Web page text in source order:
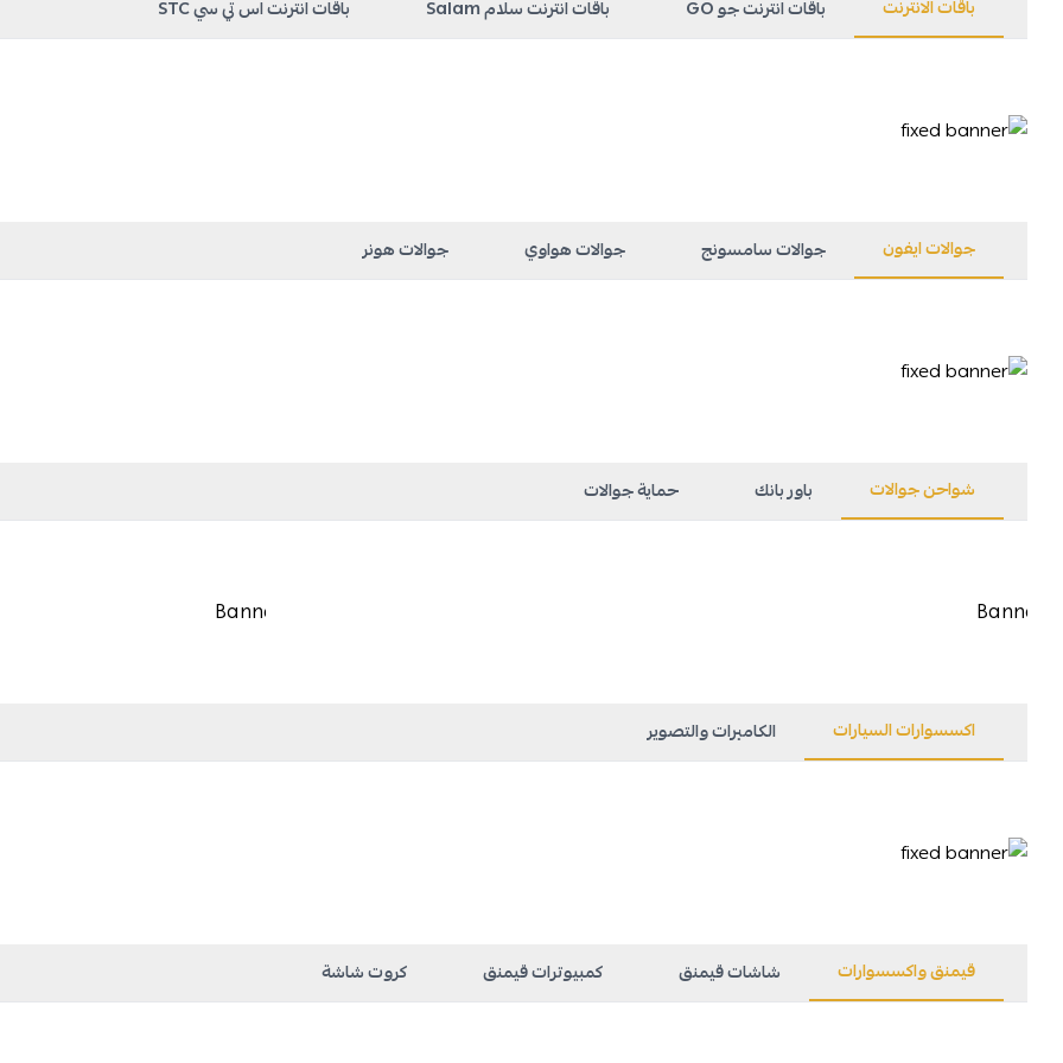
باقات الانترنت باقات انترنت جو GO باقات انترنت سلام Salam باقات انترنت اس تي سي STC
جوالات ايفون جوالات سامسونج جوالات هواوي جوالات هونر
شواحن جوالات باور بانك حماية جوالات
اكسسوارات السيارات الكاميرات والتصوير
قيمنق واكسسوارات شاشات قيمنق كمبيوترات قيمنق كروت شاشة